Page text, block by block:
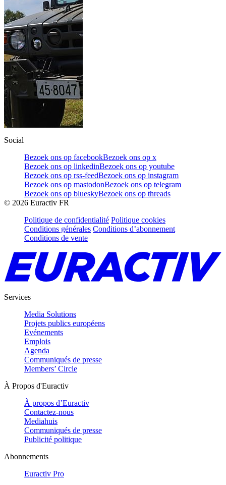
Social
Bezoek ons op facebookBezoek ons op x
Bezoek ons op linkedinBezoek ons op youtube
Bezoek ons op rss-feedBezoek ons op instagram
Bezoek ons op mastodonBezoek ons op telegram
Bezoek ons op blueskyBezoek ons op threads
© 2026 Euractiv FR
Politique de confidentialité Politique cookies
Conditions générales Conditions d’abonnement
Conditions de vente
Services
Media Solutions
Projets publics européens
Evénements
Emplois
Agenda
Communiqués de presse
Members’ Circle
À Propos d'Euractiv
À propos d’Euractiv
Contactez-nous
Mediahuis
Communiqués de presse
Publicité politique
Abonnements
Euractiv Pro